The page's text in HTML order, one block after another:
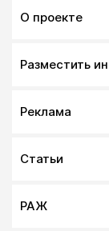
О проекте
Разместить
Реклама
Статьи
РАЖ